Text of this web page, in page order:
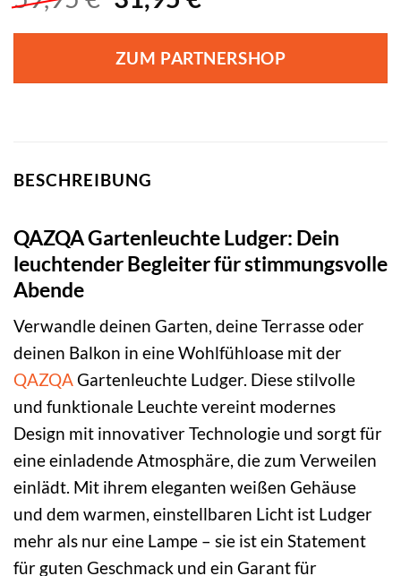
war:
59,95 €
ist:
31,95 €.
ZUM PARTNERSHOP
BESCHREIBUNG
QAZQA Gartenleuchte Ludger: Dein
leuchtender Begleiter für stimmungsvolle
Abende
Verwandle deinen Garten, deine Terrasse oder
deinen Balkon in eine Wohlfühloase mit der
QAZQAGartenleuchte Ludger. Diese stilvolle
und funktionale Leuchte vereint modernes
Design mit innovativer Technologie und sorgt für
eine einladende Atmosphäre, die zum Verweilen
einlädt. Mit ihrem eleganten weißen Gehäuse
und dem warmen, einstellbaren Licht ist Ludger
mehr als nur eine Lampe – sie ist ein Statement
für guten Geschmack und ein Garant für